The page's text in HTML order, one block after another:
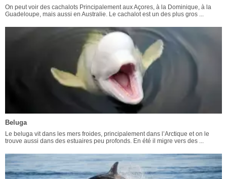
On peut voir des cachalots Principalement aux Açores, à la Dominique, à la
Guadeloupe, mais aussi en Australie. Le cachalot est un des plus gros ...
Beluga
Le beluga vit dans les mers froides, principalement dans l’Arctique et on le
trouve aussi dans des estuaires peu profonds. En été il migre vers des ...